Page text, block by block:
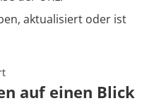
aktualisiert oder ist
auf einen Blick